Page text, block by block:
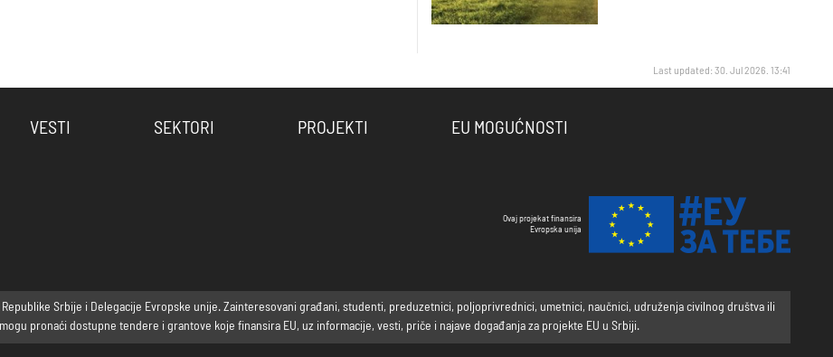
Last updated: 30. Jul 2026. 13:41
VESTI SEKTORI PROJEKTI EU MOGUĆNOSTI
Ovaj projekat finansira
Evropska unija
Srbije i Delegacije Evropske unije. Zainteresovani građani, studenti, preduzetnici, poljoprivrednici, umetnici, naučnici, udruženja civilnog društva ili
pronaći dostupne tendere i grantove koje finansira EU, uz informacije, vesti, priče i najave događanja za projekte EU u Srbiji.